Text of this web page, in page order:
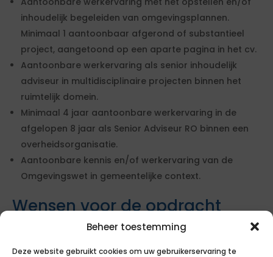
Beheer toestemming
Deze website gebruikt cookies om uw gebruikerservaring te
inhoudelijk begeleiden van omgevingsplannen.
Minimaal 1 aantoonbaar afgerond of substantieel
project, aangetoond op een aparte pagina in het cv.
Aantoonbare werkervaring als senior inhoudelijk
adviseur in multidisciplinaire projecten binnen het
ruimtelijk domein.
Minimaal 4 jaar aantoonbare werkervaring in de
afgelopen 8 jaar als Senior Adviseur RO binnen een
overheidsorganisatie.
Aantoonbare kennis en/of werkervaring van de
Omgevingswet in gemeentelijke context.
Wensen voor de opdracht
Senior Adviseur
Omgevingswet